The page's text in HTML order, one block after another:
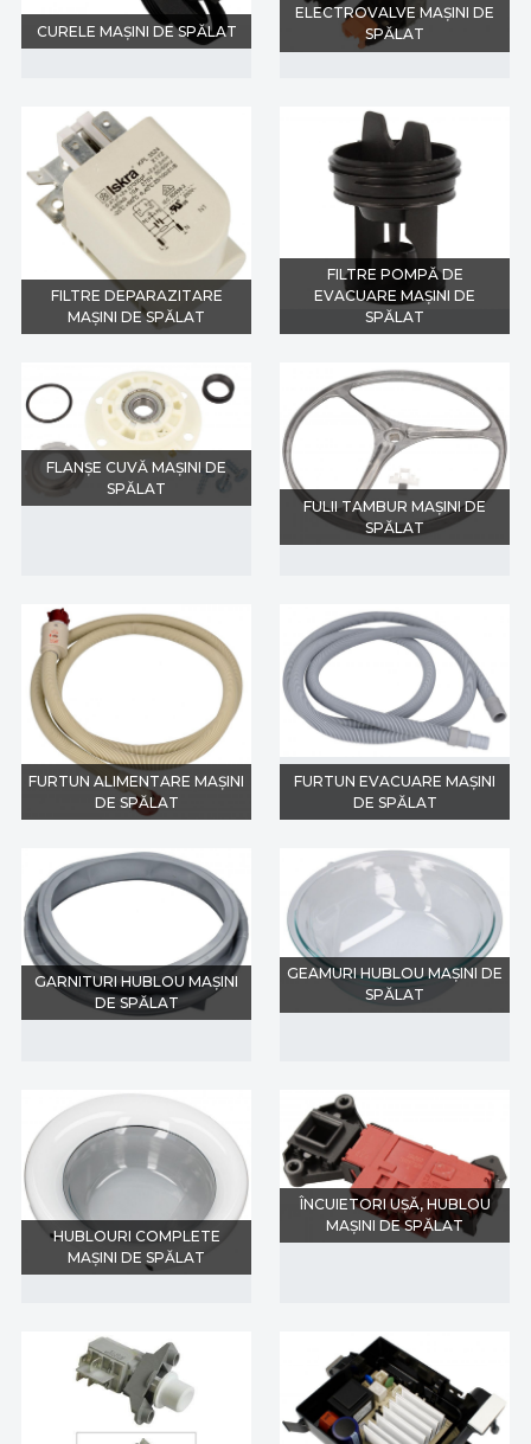
CURELE MAȘINI DE SPĂLAT
ELECTROVALVE MAȘINI DE
SPĂLAT
FILTRE DEPARAZITARE
MAȘINI DE SPĂLAT
FILTRE POMPĂ DE
EVACUARE MAȘINI DE
SPĂLAT
FLANȘE CUVĂ MAȘINI DE
SPĂLAT
FULII TAMBUR MAȘINI DE
SPĂLAT
FURTUN ALIMENTARE MAȘINI
DE SPĂLAT
FURTUN EVACUARE MAȘINI
DE SPĂLAT
GARNITURI HUBLOU MAȘINI
DE SPĂLAT
GEAMURI HUBLOU MAȘINI DE
SPĂLAT
HUBLOURI COMPLETE
MAȘINI DE SPĂLAT
ÎNCUIETORI UȘĂ, HUBLOU
MAȘINI DE SPĂLAT